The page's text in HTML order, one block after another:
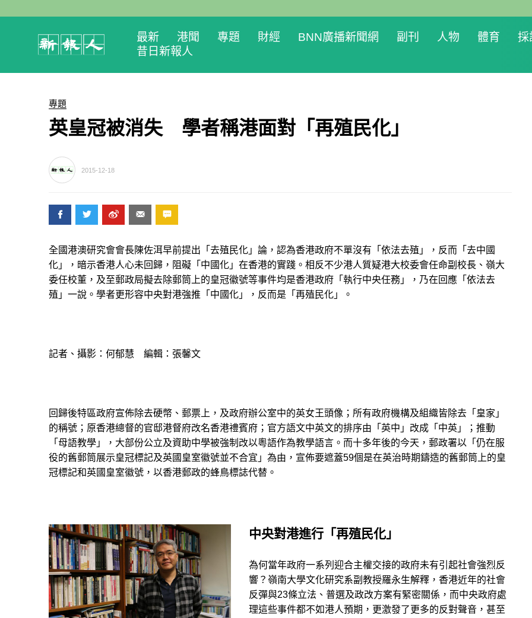
最新 港聞 專題 財經 BNN廣播新聞網 副刊 人物 體育 採
昔日新報人
專題
英皇冠被消失 學者稱港面對「再殖民化」
2015-12-18
全國港澳研究會會長陳佐洱早前提出「去殖民化」論，認為香港政府不單沒有「依法去殖」，反而「去中國
化」，暗示香港人心未回歸，阻礙「中國化」在香港的實踐。相反不少港人質疑港大校委會任命副校長、嶺大
委任校董，及至郵政局擬去除郵筒上的皇冠徽號等事件均是香港政府「執行中央任務」，乃在回應「依法去
殖」一說。學者更形容中央對港強推「中國化」，反而是「再殖民化」。
記者、攝影：何郁慧 編輯：張馨文
回歸後特區政府宣佈除去硬幣、郵票上，及政府辦公室中的英女王頭像；所有政府機構及組織皆除去「皇家」
的稱號；原香港總督的官邸港督府改名香港禮賓府；官方語文中英文的排序由「英中」改成「中英」；推動
「母語教學」，大部份公立及資助中學被強制改以粵語作為教學語言。而十多年後的今天，郵政署以「仍在服
役的舊郵筒展示皇冠標記及英國皇室徽號並不合宜」為由，宣佈要遮蓋59個是在英治時期鑄造的舊郵筒上的皇
冠標記和英國皇室徽號，以香港郵政的蜂鳥標誌代替。
中央對港進行「再殖民化」
為何當年政府一系列迎合主權交接的政府未有引起社會強烈反
響？嶺南大學文化研究系副教授羅永生解釋，香港近年的社會
反彈與23條立法、普選及政改方案有緊密關係，而中央政府處
理這些事件都不如港人預期，更激發了更多的反對聲音，甚至